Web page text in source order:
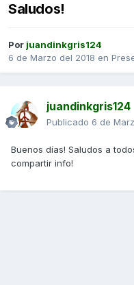
Saludos!
Por juandinkgris124
6 de Marzo del 2018 en
juandinkgris124
Publicado 6 de
Buenos días! Saludos a
compartir info!